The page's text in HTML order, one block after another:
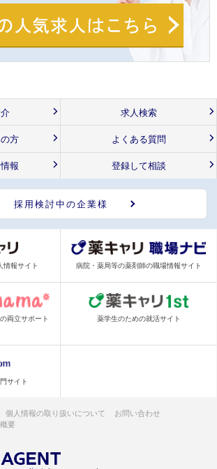
求人検索
方 よくある質問
報 登録して相談
採用検討中の企業様
情報サイト 病院・薬局等の薬剤師の職場情報サイト
両立サポート
薬学生のための就活サイト
サイト
個人情報の取り扱いについて
お問い合わせ
要